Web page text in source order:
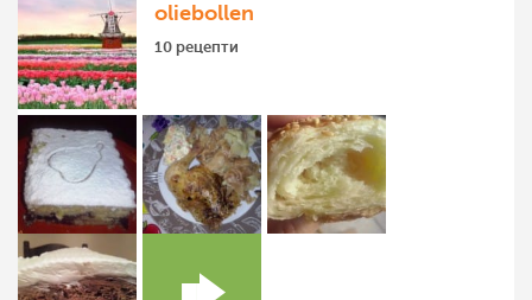
oliebollen
10 рецепти